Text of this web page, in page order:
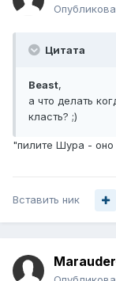
Цитата
Beast,
а что делать
класть? ;)
"пилите Шура - оно
Вставить ник